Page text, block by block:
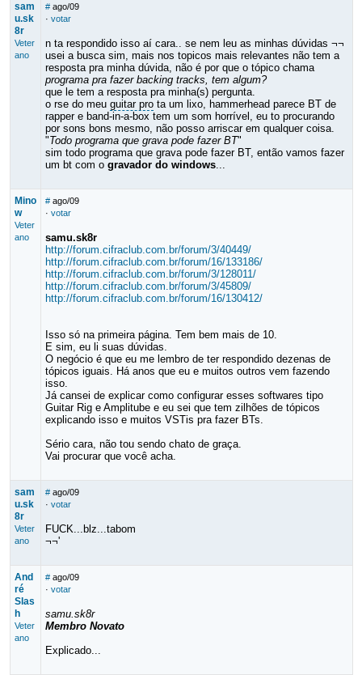
sam
u.sk
8r
Veter
ano
# ago/09
· votar
n ta respondido isso aí cara.. se nem leu as minhas dúvidas ¬¬
usei a busca sim, mais nos topicos mais relevantes não tem a
resposta pra minha dúvida, não é por que o tópico chama
programa pra fazer backing tracks, tem algum?
que le tem a resposta pra minha(s) pergunta.
o rse do meu guitar prota um lixo, hammerhead parece BT de
rapper e band-in-a-box tem um som horrível, eu to procurando
por sons bons mesmo, não posso arriscar em qualquer coisa.
"Todo programa que grava pode fazer BT"
sim todo programa que grava pode fazer BT, então vamos fazer
um bt com o gravador do windows...
Mino
w
Veter
ano
# ago/09
· votar
samu.sk8r
http://forum.cifraclub.com.br/forum/3/40449/
http://forum.cifraclub.com.br/forum/16/133186/
http://forum.cifraclub.com.br/forum/3/128011/
http://forum.cifraclub.com.br/forum/3/45809/
http://forum.cifraclub.com.br/forum/16/130412/
Isso só na primeira página. Tem bem mais de 10.
E sim, eu li suas dúvidas.
O negócio é que eu me lembro de ter respondido dezenas de
tópicos iguais. Há anos que eu e muitos outros vem fazendo
isso.
Já cansei de explicar como configurar esses softwares tipo
Guitar Rig e Amplitube e eu sei que tem zilhões de tópicos
explicando isso e muitos VSTis pra fazer BTs.
Sério cara, não tou sendo chato de graça.
Vai procurar que você acha.
sam
u.sk
8r
Veter
ano
# ago/09
· votar
FUCK...blz...tabom
¬¬'
And
ré
Slas
h
Veter
ano
# ago/09
· votar
samu.sk8r
Membro Novato
Explicado...